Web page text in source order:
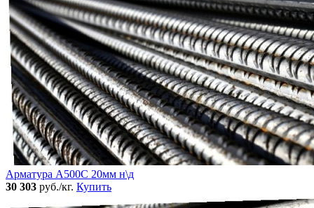
Арматура А500С 20мм н\д
30 303 руб./кг. Купить